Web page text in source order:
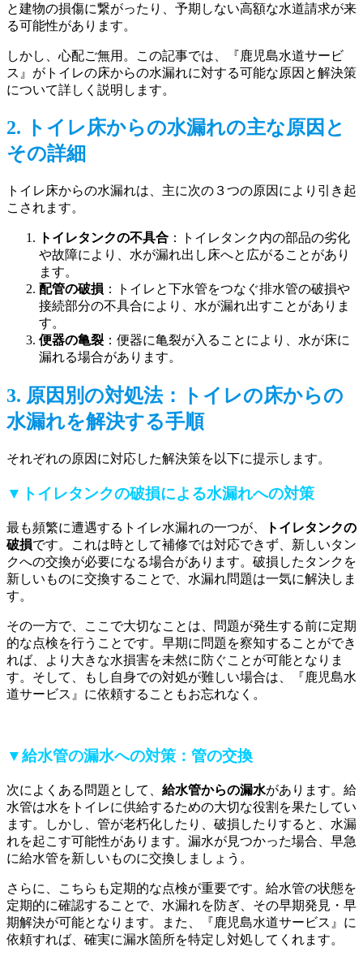
と建物の損傷に繋がったり、予期しない高額な水道請求が来
る可能性があります。
しかし、心配ご無用。この記事では、『鹿児島水道サービ
ス』がトイレの床からの水漏れに対する可能な原因と解決策
について詳しく説明します。
2. トイレ床からの水漏れの主な原因と
その詳細
トイレ床からの水漏れは、主に次の３つの原因により引き起
こされます。
トイレタンクの不具合 ：トイレタンク内の部品の劣化
や故障により、水が漏れ出し床へと広がることがあり
ます。
配管の破損 ：トイレと下水管をつなぐ排水管の破損や
接続部分の不具合により、水が漏れ出すことがありま
す。
便器の亀裂 ：便器に亀裂が入ることにより、水が床に
漏れる場合があります。
3. 原因別の対処法：トイレの床からの
水漏れを解決する手順
それぞれの原因に対応した解決策を以下に提示します。
▼トイレタンクの破損による水漏れへの対策
最も頻繁に遭遇するトイレ水漏れの一つが、
トイレタンクの
破損です。これは時として補修では対応できず、新しいタン
クへの交換が必要になる場合があります。破損したタンクを
新しいものに交換することで、水漏れ問題は一気に解決しま
す。
その一方で、ここで大切なことは、問題が発生する前に定期
的な点検を行うことです。早期に問題を察知することができ
れば、より大きな水損害を未然に防ぐことが可能となりま
す。そして、もし自身での対処が難しい場合は、『鹿児島水
道サービス』に依頼することもお忘れなく。
▼給水管の漏水への対策：管の交換
次によくある問題として、 給水管からの漏水があります。給
水管は水をトイレに供給するための大切な役割を果たしてい
ます。しかし、管が老朽化したり、破損したりすると、水漏
れを起こす可能性があります。漏水が見つかった場合、早急
に給水管を新しいものに交換しましょう。
さらに、こちらも定期的な点検が重要です。給水管の状態を
定期的に確認することで、水漏れを防ぎ、その早期発見・早
期解決が可能となります。また、『鹿児島水道サービス』に
依頼すれば、確実に漏水箇所を特定し対処してくれます。